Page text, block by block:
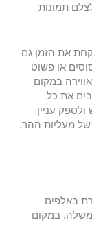
תמונות
את הזמן גם
או פשוט
במקום
את כל
עניין
של מעליות ההר.
באלפים
משלה. במקום